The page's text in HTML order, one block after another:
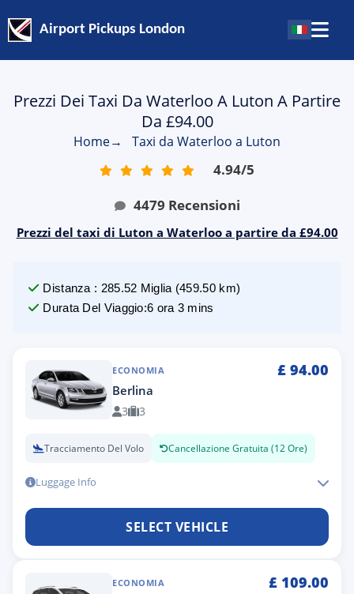
Airport Pickups London
Prezzi Dei Taxi Da Waterloo A Luton A Partire
Da £94.00
Home→ Taxi da Waterloo a Luton
4.94/5
4479 Recensioni
Prezzi del taxi di Luton a Waterloo a partire da £94.00
Distanza : 285.52 Miglia (459.50km)
Durata Del Viaggio:6 ora 3 mins
ECONOMIA £ 94.00
Berlina
3 3
Tracciamento Del Volo Cancellazione Gratuita (12 Ore)
Luggage Info
SELECT VEHICLE
ECONOMIA £ 109.00